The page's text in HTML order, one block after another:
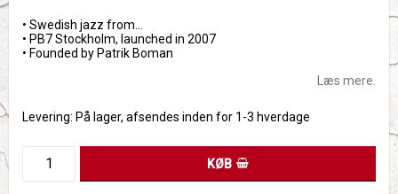
• Swedish jazz from…
• PB7 Stockholm, launched in 2007
• Founded by Patrik Boman
Læs mere.
Levering: På lager, afsendes inden for 1-3 hverdage
KØB